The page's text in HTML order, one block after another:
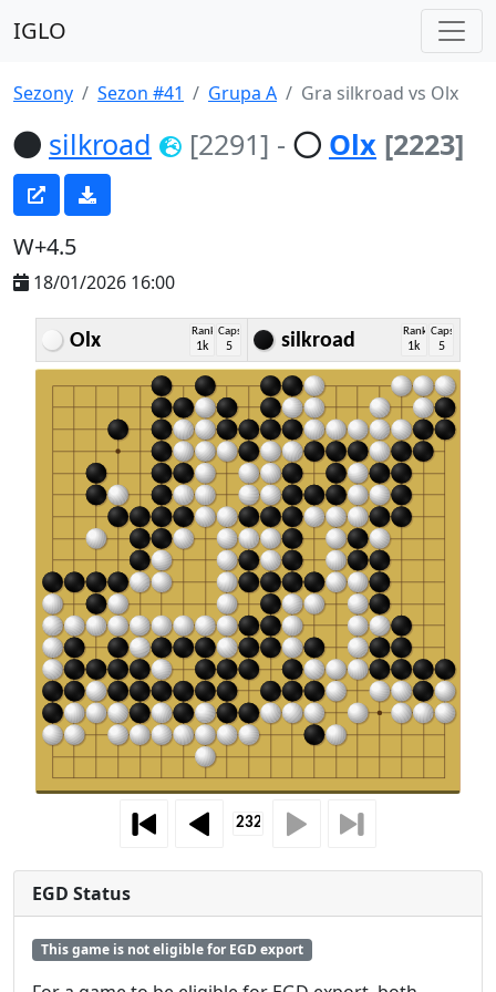
IGLO
Sezony Sezon #41 Grupa A Gra silkroad vs Olx
silkroad [2291] - Olx [2223]
W+4.5
18/01/2026 16:00
Olx Rank
1k
Caps
5 silkroad Rank
1k
Caps
5
EGD Status
This game is not eligible for EGD export